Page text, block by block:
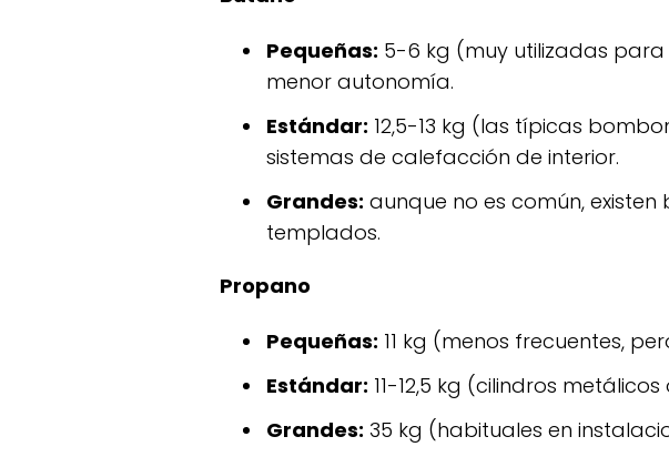
pequeñas: 5-6 kg (muy utilizadas para
menor autonomía.
estándar: 12,5-13 kg (las típicas
sistemas de calefacción de interior.
grandes: aunque no es común,
templados.
propano
pequeñas: 11 kg (menos frecuentes,
estándar: 11-12,5 kg (cilindros
grandes: 35 kg (habituales en